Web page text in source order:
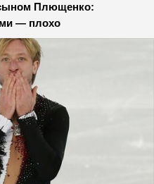
Плющенко:
— плохо